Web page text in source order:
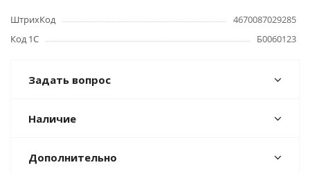
ШтрихКод
4670087029285
Код 1С
Б0060123
Задать вопрос
Наличие
Дополнительно